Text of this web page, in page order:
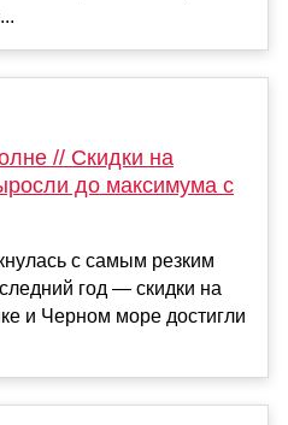
// Скидки на
до максимума с
с самым резким
год — скидки на
и Черном море достигли